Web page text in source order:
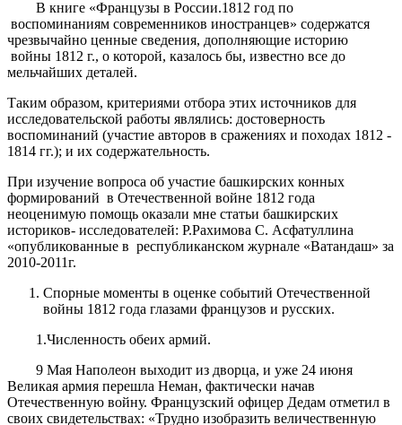
В книге «Французы в России.1812 год по
воспоминаниям современников иностранцев» содержатся
чрезвычайно ценные сведения, дополняющие историю
войны 1812 г., о которой, казалось бы, известно все до
мельчайших деталей.
Таким образом, критериями отбора этих источников для
исследовательской работы являлись: достоверность
воспоминаний (участие авторов в сражениях и походах 1812 -
1814 гг.); и их содержательность.
При изучение вопроса об участие башкирских конных
формирований в Отечественной войне 1812 года
неоценимую помощь оказали мне статьи башкирских
историков- исследователей: Р.Рахимова С. Асфатуллина
«опубликованные в республиканском журнале «Ватандаш» за
2010-2011г.
Спорные моменты в оценке событий Отечественной
войны 1812 года глазами французов и русских.
1.Численность обеих армий.
9 Мая Наполеон выходит из дворца, и уже 24 июня
Великая армия перешла Неман, фактически начав
Отечественную войну. Французский офицер Дедам отметил в
своих свидетельствах: «Трудно изобразить величественную